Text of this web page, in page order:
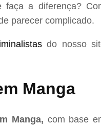
a diferença?
parecer complicado.
do nosso
Manga
Manga, com base